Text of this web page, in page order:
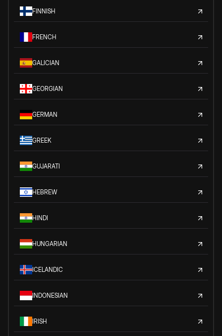
FINNISH
FRENCH
GALICIAN
GEORGIAN
GERMAN
GREEK
GUJARATI
HEBREW
HINDI
HUNGARIAN
ICELANDIC
INDONESIAN
IRISH